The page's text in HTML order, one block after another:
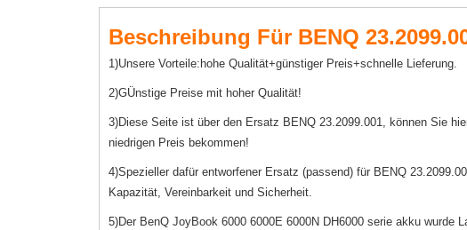
Beschreibung Für BENQ
1)Unsere Vorteile:hohe Qualität+günstiger Preis+schnelle Lieferung.
2)GÜnstige Preise mit hoher Qualität!
3)Diese Seite ist über den Ersatz BENQ 23.2099.001, können Sie
niedrigen Preis bekommen!
4)Spezieller dafür entworfener Ersatz (passend) für BENQ
Kapazität, Vereinbarkeit und Sicherheit.
5)Der BenQ JoyBook 6000 6000E 6000N DH6000 serie akku